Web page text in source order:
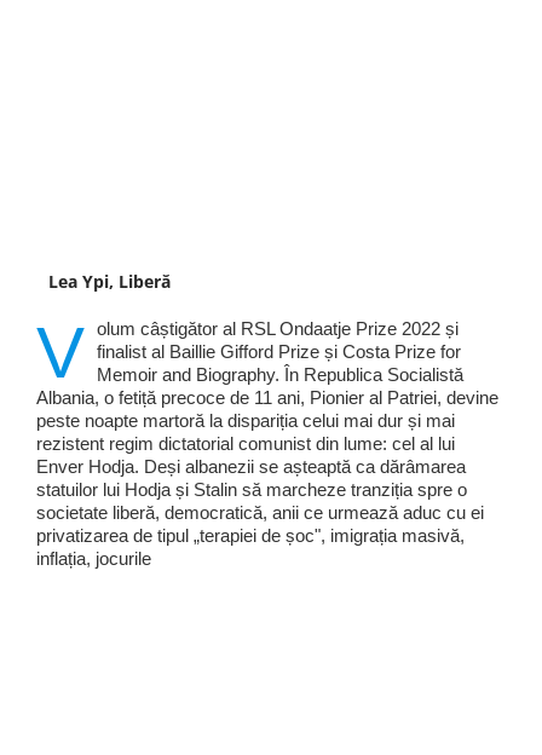
Lea Ypi, Liberă
V olum câștigător al RSL Ondaatje Prize 2022 și
finalist al Baillie Gifford Prize și Costa Prize for
Memoir and Biography. În Republica Socialistă
Albania, o fetiță precoce de 11 ani, Pionier al Patriei, devine
peste noapte martoră la dispariția celui mai dur și mai
rezistent regim dictatorial comunist din lume: cel al lui
Enver Hodja. Deși albanezii se așteaptă ca dărâmarea
statuilor lui Hodja și Stalin să marcheze tranziția spre o
societate liberă, democratică, anii ce urmează aduc cu ei
privatizarea de tipul „terapiei de șoc", imigrația masivă,
inflația, jocurile